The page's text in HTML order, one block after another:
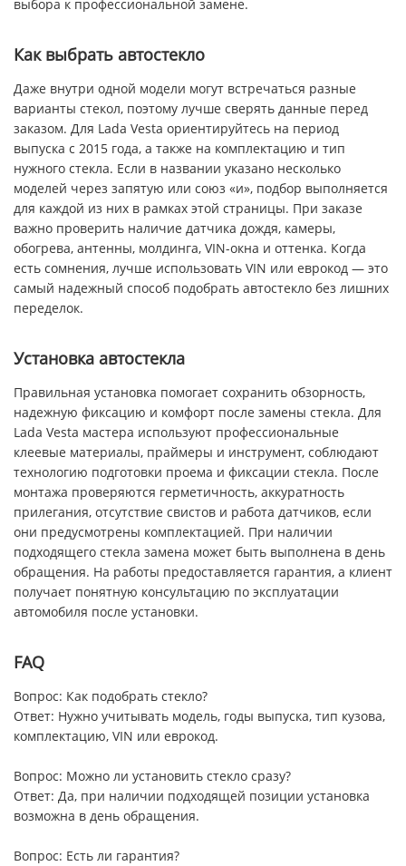
выбора к профессиональной замене.
Как выбрать автостекло
Даже внутри одной модели могут встречаться разные
варианты стекол, поэтому лучше сверять данные перед
заказом. Для Lada Vesta ориентируйтесь на период
выпуска с 2015 года, а также на комплектацию и тип
нужного стекла. Если в названии указано несколько
моделей через запятую или союз «и», подбор выполняется
для каждой из них в рамках этой страницы. При заказе
важно проверить наличие датчика дождя, камеры,
обогрева, антенны, молдинга, VIN-окна и оттенка. Когда
есть сомнения, лучше использовать VIN или еврокод — это
самый надежный способ подобрать автостекло без лишних
переделок.
Установка автостекла
Правильная установка помогает сохранить обзорность,
надежную фиксацию и комфорт после замены стекла. Для
Lada Vesta мастера используют профессиональные
клеевые материалы, праймеры и инструмент, соблюдают
технологию подготовки проема и фиксации стекла. После
монтажа проверяются герметичность, аккуратность
прилегания, отсутствие свистов и работа датчиков, если
они предусмотрены комплектацией. При наличии
подходящего стекла замена может быть выполнена в день
обращения. На работы предоставляется гарантия, а клиент
получает понятную консультацию по эксплуатации
автомобиля после установки.
FAQ
Вопрос: Как подобрать стекло?
Ответ: Нужно учитывать модель, годы выпуска, тип кузова,
комплектацию, VIN или еврокод.
Вопрос: Можно ли установить стекло сразу?
Ответ: Да, при наличии подходящей позиции установка
возможна в день обращения.
Вопрос: Есть ли гарантия?